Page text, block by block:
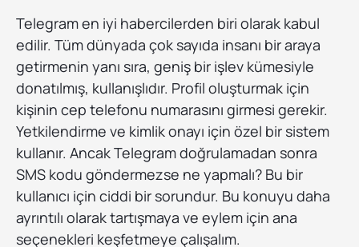
Telegram en iyi habercilerden biri olarak kabul
edilir. Tüm dünyada çok sayıda insanı bir araya
getirmenin yanı sıra, geniş bir işlev kümesiyle
donatılmış, kullanışlıdır. Profil oluşturmak için
kişinin cep telefonu numarasını girmesi gerekir.
Yetkilendirme ve kimlik onayı için özel bir sistem
kullanır. Ancak Telegram doğrulamadan sonra
SMS kodu göndermezse ne yapmalı? Bu bir
kullanıcı için ciddi bir sorundur. Bu konuyu daha
ayrıntılı olarak tartışmaya ve eylem için ana
seçenekleri keşfetmeye çalışalım.